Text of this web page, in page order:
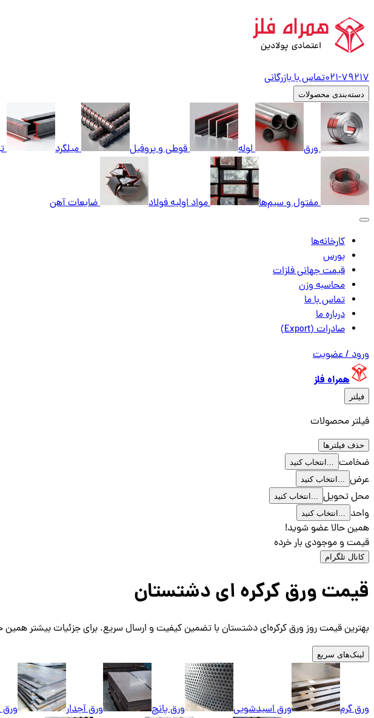
021-79217 تماس با بازرگانی
دسته‌بندی محصولات
ورق لوله قوطی و پروفیل میلگرد
مفتول و سیم‌ها مواد اولیه فولاد ضایعات آهن
کارخانه‌ها
بورس
قیمت جهانی فلزات
محاسبه وزن
تماس با ما
درباره ما
صادرات (Export)
ورود / عضویت
همراه فلز
فیلتر
فیلتر محصولات
حذف فیلترها
ضخامت انتخاب کنید...
عرض انتخاب کنید...
محل تحویل انتخاب کنید...
واحد انتخاب کنید...
همین حالا عضو شوید!
قیمت و موجودی بار خرده
کانال تلگرام
قیمت ورق کرکره‌ ای دشتستان
بهترین قیمت روز ورق کرکره‌ای دشتستان با تضمین کیفیت و ارسال سریع. برای جزئیات بیشتر همین
لینک‌های سریع
ورق گرم ورق اسیدشویی ورق پانچ ورق آجدار ورق ST52